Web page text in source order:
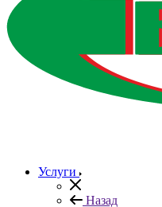
Услуги
Назад